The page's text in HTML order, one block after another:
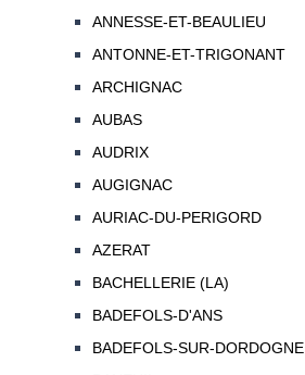
ANNESSE-ET-BEAULIEU
ANTONNE-ET-TRIGONANT
ARCHIGNAC
AUBAS
AUDRIX
AUGIGNAC
AURIAC-DU-PERIGORD
AZERAT
BACHELLERIE (LA)
BADEFOLS-D'ANS
BADEFOLS-SUR-DORDOGNE